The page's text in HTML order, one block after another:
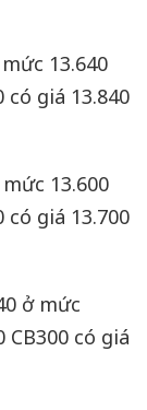
13.640
giá 13.840
13.600
giá 13.700
ở mức
có giá